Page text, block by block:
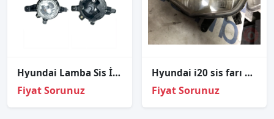
Hyundai Lamba Sis İx35 11-15 Sol (Ampullü)
Fiyat Sorunuz
Hyundai i20 sis farı çıkma
Fiyat Sorunuz